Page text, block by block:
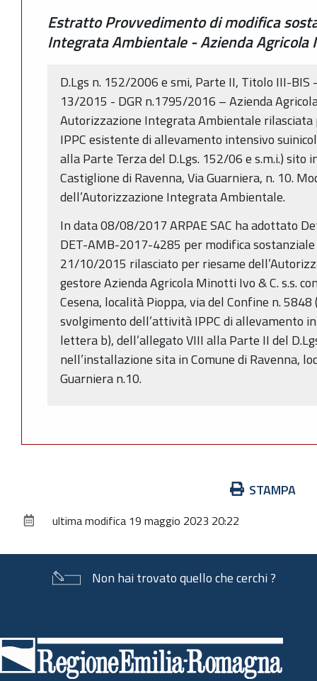
Estratto Provvedimento di modifica
Integrata Ambientale - Azienda Agricola
D.Lgs n. 152/2006 e smi, Parte II, Titolo III-BIS
13/2015 - DGR n.1795/2016 – Azienda
Autorizzazione Integrata Ambientale
IPPC esistente di allevamento intensivo
alla Parte Terza del D.Lgs. 152/06 e s.m.i.) sito
Castiglione di Ravenna, Via Guarniera, n. 10.
dell’Autorizzazione Integrata Ambientale.
In data 08/08/2017 ARPAE SAC ha adottato
DET-AMB-2017-4285 per modifica
21/10/2015 rilasciato per riesame
gestore Azienda Agricola Minotti Ivo & C. s.s.
Cesena, località Pioppa, via del Confine n.
svolgimento dell’attività IPPC di allevamento
lettera b), dell’allegato VIII alla Parte II del
nell’installazione sita in Comune di Ravenna,
Guarniera n.10.
documento
STAMPA
ultima modifica 19 maggio 2023 20:22
Non hai trovato quello che cerchi ?
di
pagina